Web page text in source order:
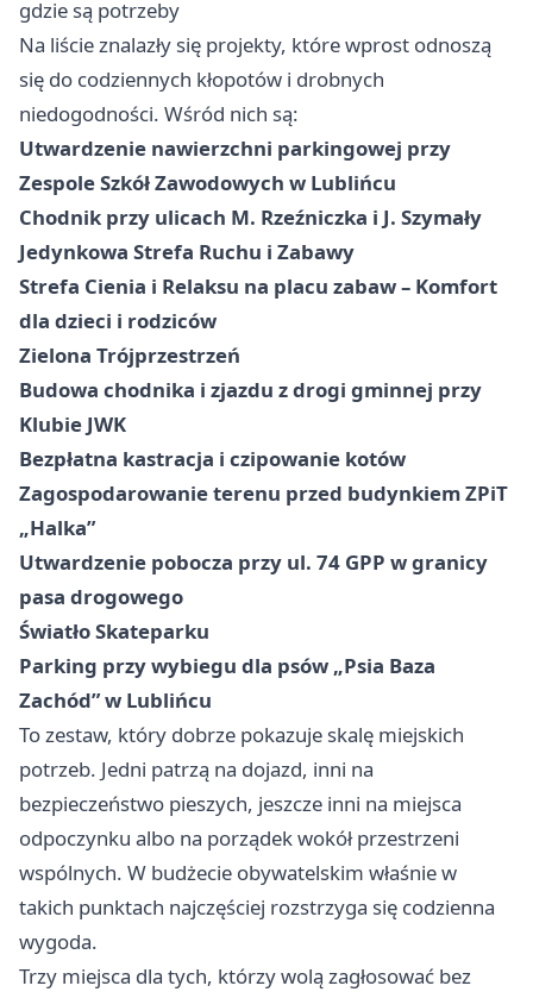
gdzie są potrzeby
Na liście znalazły się projekty, które wprost odnoszą
się do codziennych kłopotów i drobnych
niedogodności. Wśród nich są:
Utwardzenie nawierzchni parkingowej przy
Zespole Szkół Zawodowych w Lublińcu
Chodnik przy ulicach M. Rzeźniczka i J. Szymały
Jedynkowa Strefa Ruchu i Zabawy
Strefa Cienia i Relaksu na placu zabaw – Komfort
dla dzieci i rodziców
Zielona Trójprzestrzeń
Budowa chodnika i zjazdu z drogi gminnej przy
Klubie JWK
Bezpłatna kastracja i czipowanie kotów
Zagospodarowanie terenu przed budynkiem ZPiT
„Halka”
Utwardzenie pobocza przy ul. 74 GPP w granicy
pasa drogowego
Światło Skateparku
Parking przy wybiegu dla psów „Psia Baza
Zachód” w Lublińcu
To zestaw, który dobrze pokazuje skalę miejskich
potrzeb. Jedni patrzą na dojazd, inni na
bezpieczeństwo pieszych, jeszcze inni na miejsca
odpoczynku albo na porządek wokół przestrzeni
wspólnych. W budżecie obywatelskim właśnie w
takich punktach najczęściej rozstrzyga się codzienna
wygoda.
Trzy miejsca dla tych, którzy wolą zagłosować bez